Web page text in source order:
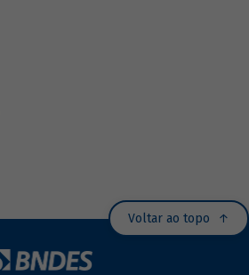
Voltar ao topo